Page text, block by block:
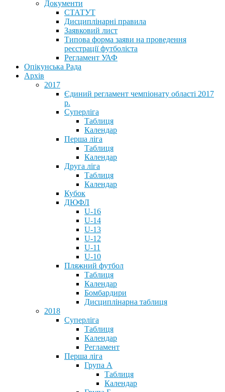
Документи
СТАТУТ
Дисциплінарні правила
Заявковий лист
Типова форма заяви на проведення
реєстрації футболіста
Регламент УАФ
Опікунська Рада
Архів
2017
Єдиний регламент чемпіонату області 2017
р.
Суперліга
Таблиця
Календар
Перша ліга
Таблиця
Календар
Друга ліга
Таблиця
Календар
Кубок
ДЮФЛ
U-16
U-14
U-13
U-12
U-11
U-10
Пляжний футбол
Таблиця
Календар
Бомбардири
Дисциплінарна таблиця
2018
Суперліга
Таблиця
Календар
Регламент
Перша ліга
Група А
Таблиця
Календар